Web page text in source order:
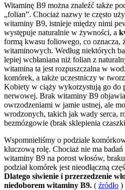
Witaminę B9 można znaleźć także
„folian”. Chociaż nazwy te często
witaminy B9, istnieje między nimi
występuje naturalnie w żywności, a
formą kwasu foliowego, co oznacza,
witaminowych. Według niektórych
lepiej wchłaniana niż folian z
witamina ta jest rozpuszczalna w
komórek, a także uczestniczy w
Kobiety w ciąży wykorzystują go do
nerwowej. Brak witaminy B9
owrzodzeniami w jamie ustnej, ale
wrodzonych, takich jak wady serca,
bezmózgowie (brak sklepienia
Wspomnieliśmy o podziale
kluczową rolę. Chociaż nie ma
witaminy B9 na porost włosów,
podział komórek jest nieodłączną
Dlatego siwienie i przerzedzenie
niedoborem witaminy B9. ( źródło )